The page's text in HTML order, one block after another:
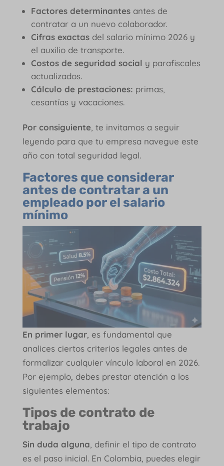
Factores determinantesantes de
contratar a un nuevo colaborador.
Cifras exactasdel salario mínimo 2026 y
el auxilio de transporte.
Costos de seguridad social y parafiscales
actualizados.
Cálculo de prestaciones: primas,
cesantías y vacaciones.
Por consiguiente, te invitamos a seguir
leyendo para que tu empresa navegue este
año con total seguridad legal.
Factores que considerar
antes de contratar a un
empleado por el salario
mínimo
En primer lugar, es fundamental que
analices ciertos criterios legales antes de
formalizar cualquier vínculo laboral en 2026.
Por ejemplo, debes prestar atención a los
siguientes elementos:
Tipos de contrato de
trabajo
Sin duda alguna, definir el tipo de contrato
es el paso inicial. En Colombia, puedes elegir